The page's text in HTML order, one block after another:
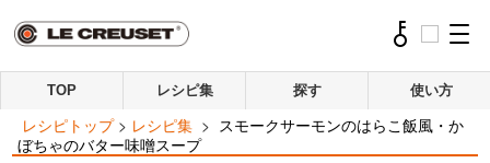
TOP レシピ集 探す 使い方
レシピトップ > レシピ集 > スモークサーモンのはらこ飯風・か
ぼちゃのバター味噌スープ